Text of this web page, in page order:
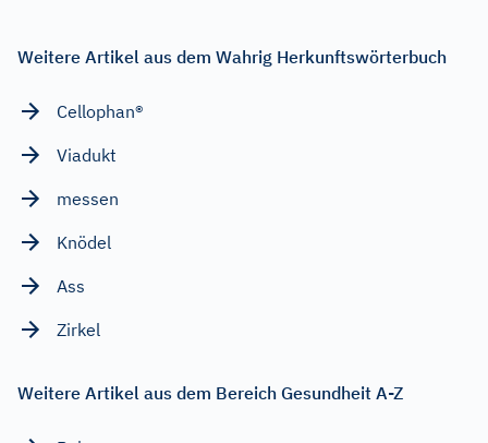
Weitere Artikel aus dem Wahrig Herkunftswörterbuch
Cellophan®
Viadukt
messen
Knödel
Ass
Zirkel
Weitere Artikel aus dem Bereich Gesundheit A-Z